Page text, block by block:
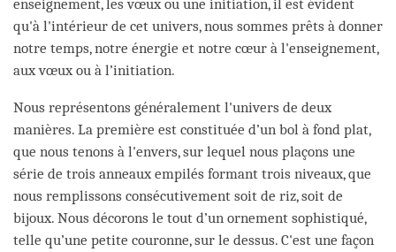
enseignement, les vœux ou une initiation, il est évident
qu'à l'intérieur de cet univers, nous sommes prêts à donner
notre temps, notre énergie et notre cœur à l'enseignement,
aux vœux ou à l’initiation.
Nous représentons généralement l'univers de deux
manières. La première est constituée d’un bol à fond plat,
que nous tenons à l'envers, sur lequel nous plaçons une
série de trois anneaux empilés formant trois niveaux, que
nous remplissons consécutivement soit de riz, soit de
bijoux. Nous décorons le tout d’un ornement sophistiqué,
telle qu’une petite couronne, sur le dessus. C'est une façon